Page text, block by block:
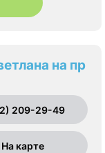
на пр
209-29-49
карте